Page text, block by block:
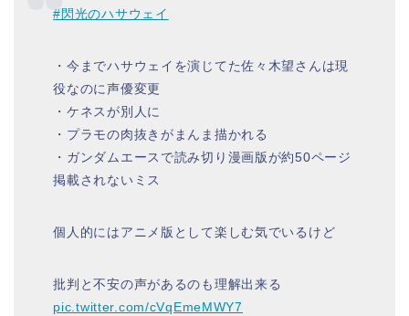
#閃光のハサウェイ
・今までハサウェイを演じてた佐々木望さんは現
役なのに声優変更
・ケネスが別人に
・プラモの肉抜きがまんま描かれる
・ガンダムエースで読み切り漫画版が約50ページ
掲載されないミス
個人的にはアニメ版として楽しむ気でいるけど
批判と不安の声があるのも理解出来る
pic.twitter.com/cVqEmeMWY7